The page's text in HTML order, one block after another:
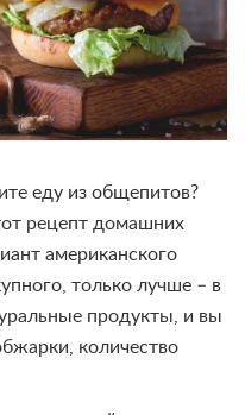
еду из общепитов?
рецепт домашних
американского
только лучше – в
продукты, и вы
количество